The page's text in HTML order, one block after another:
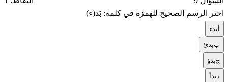
اختر الرسم الصحيح للهمزة في كلمة: بَد(ء)
بدء
ببدئ
جبدؤ
بدأ